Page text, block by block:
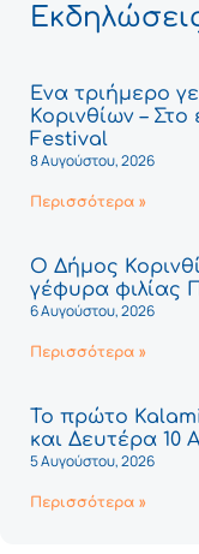
Ένα τριήμερο
Κορινθίων –
Festival
8 Αυγούστου, 2026
Περισσότερα »
Ο Δήμος
γέφυρα φιλίας
6 Αυγούστου, 2026
Περισσότερα »
Το πρώτο
και Δευτέρα 10
5 Αυγούστου, 2026
Περισσότερα »